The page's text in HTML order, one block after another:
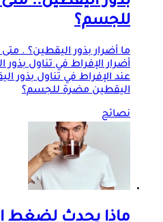
للجسم؟
ما أضرار بذور اليقطين؟ .
أضرار الإفراط في تناول
عند الإفراط في تناول بذور
اليقطين مضرة للجسم؟
نصائح
ماذا يحدث لضغط